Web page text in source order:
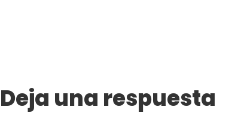
Deja una respuesta